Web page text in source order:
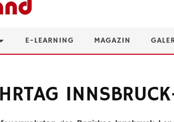
E-LEARNING MAGAZIN